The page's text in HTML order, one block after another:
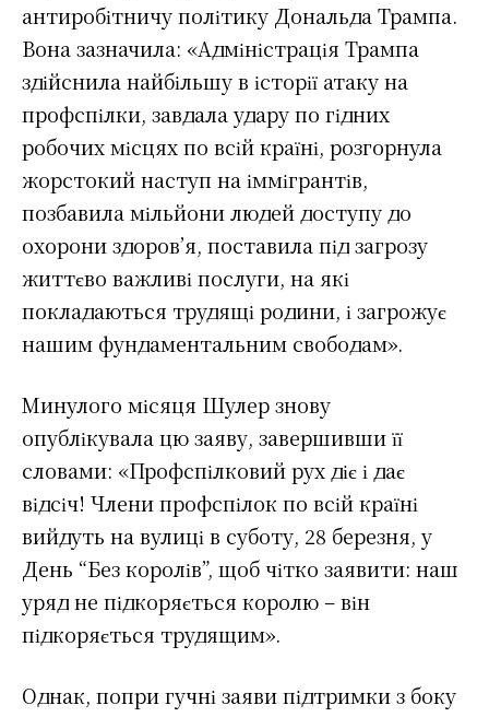
антиробітничу політику Дональда Трампа.
Вона зазначила: «Адміністрація Трампа
здійснила найбільшу в історії атаку на
профспілки, завдала удару по гідних
робочих місцях по всій країні, розгорнула
жорстокий наступ на іммігрантів,
позбавила мільйони людей доступу до
охорони здоров’я, поставила під загрозу
життєво важливі послуги, на які
покладаються трудящі родини, і загрожує
нашим фундаментальним свободам».
Минулого місяця Шулер знову
опублікувала цю заяву, завершивши її
словами: «Профспілковий рух діє і дає
відсіч! Члени профспілок по всій країні
вийдуть на вулиці в суботу, 28 березня, у
День “Без королів”, щоб чітко заявити: наш
уряд не підкоряється королю – він
підкоряється трудящим».
Однак, попри гучні заяви підтримки з боку